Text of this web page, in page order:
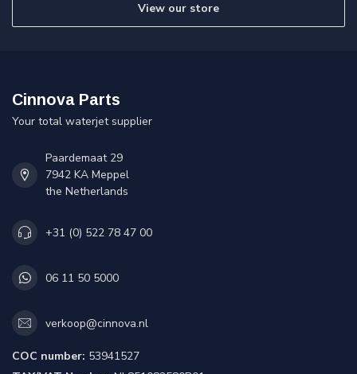
View our store
Cinnova Parts
Your total waterjet supplier
Paardemaat 29
7942 KA Meppel
the Netherlands
+31 (0) 522 78 47 00
06 11 50 5000
verkoop@cinnova.nl
COC number: 53941527